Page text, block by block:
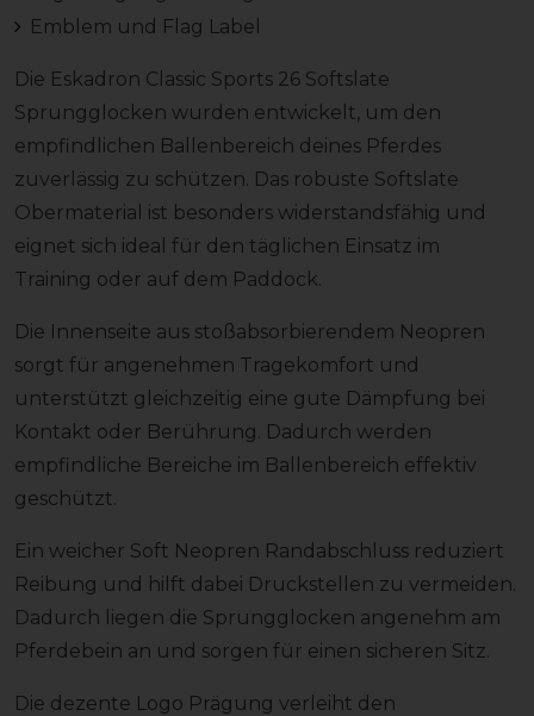
Emblem und Flag Label
Die Eskadron Classic Sports 26 Softslate
Sprungglocken wurden entwickelt, um den
empfindlichen Ballenbereich deines Pferdes
zuverlässig zu schützen. Das robuste Softslate
Obermaterial ist besonders widerstandsfähig und
eignet sich ideal für den täglichen Einsatz im
Training oder auf dem Paddock.
Die Innenseite aus stoßabsorbierendem Neopren
sorgt für angenehmen Tragekomfort und
unterstützt gleichzeitig eine gute Dämpfung bei
Kontakt oder Berührung. Dadurch werden
empfindliche Bereiche im Ballenbereich effektiv
geschützt.
Ein weicher Soft Neopren Randabschluss reduziert
Reibung und hilft dabei Druckstellen zu vermeiden.
Dadurch liegen die Sprungglocken angenehm am
Pferdebein an und sorgen für einen sicheren Sitz.
Die dezente Logo Prägung verleiht den